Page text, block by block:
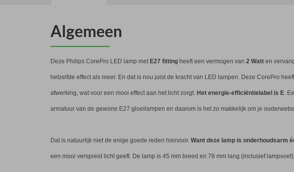
Algemeen
Deze Philips CorePro LED lamp met E27 fitting heeft een vermogen van 2 Watt en
hetzelfde effect als meer. En dat is nou juist de kracht van LED lampen. Deze CorePro
afwerking, wat voor een mooi effect aan het licht zorgt. Het energie-efficiëntielabel is E.
armatuur van de gewone E27 gloeilampen en daarom is het zo makkelijk om je
Dat is natuurlijk niet de enige goede reden hiervoor. Want deze lamp is onderhoudsarm
een mooi verspreid licht geeft. De lamp is 45 mm breed en 78 mm lang (inclusief